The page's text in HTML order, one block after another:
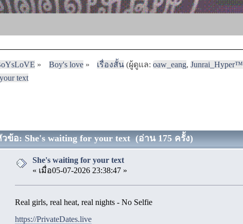
» Boy's love» เรื่องสั้น(ผู้ดูแล: oaw_eang, Junrai_Hyper™
text
ข้อ: She's waiting for your text (อ่าน 175 ครั้ง)
She's waiting for your text
« เมื่อ05-07-2026 23:38:47 »
Real girls, real heat, real nights - No Selfie
https://PrivateDates.live